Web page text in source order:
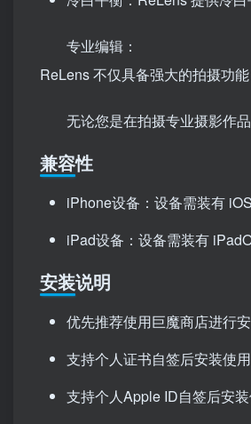
专业编辑：
ReLens 不仅具备强大的拍摄功
无论您是在拍摄专业摄影作
兼容性
iPhone设备：设备需装有
iPad设备：设备需装有
安装说明
优先推荐使用巨魔商店进行
支持个人证书自签后安装使用
支持个人Apple ID自签后安